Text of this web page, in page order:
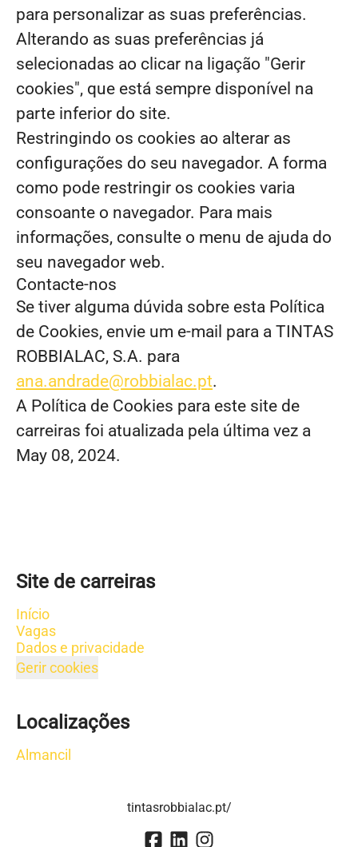
para personalizar as suas preferências.
Alterando as suas preferências já
selecionadas ao clicar na ligação "Gerir
cookies", que está sempre disponível na
parte inferior do site.
Restringindo os cookies ao alterar as
configurações do seu navegador. A forma
como pode restringir os cookies varia
consoante o navegador. Para mais
informações, consulte o menu de ajuda do
seu navegador web.
Contacte-nos
Se tiver alguma dúvida sobre esta Política
de Cookies, envie um e-mail para a TINTAS
ROBBIALAC, S.A. para
ana.andrade@robbialac.pt.
A Política de Cookies para este site de
carreiras foi atualizada pela última vez a
May 08, 2024.
Site de carreiras
Início
Vagas
Dados e privacidade
Gerir cookies
Localizações
Almancil
tintasrobbialac.pt/